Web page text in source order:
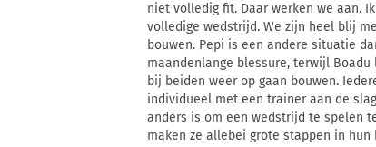
niet volledig fit. Daar werken we aan.
volledige wedstrijd. We zijn heel blij
bouwen. Pepi is een andere situatie
maandenlange blessure, terwijl
bij beiden weer op gaan bouwen.
individueel met een trainer aan de
anders is om een wedstrijd te spelen
maken ze allebei grote stappen in hun